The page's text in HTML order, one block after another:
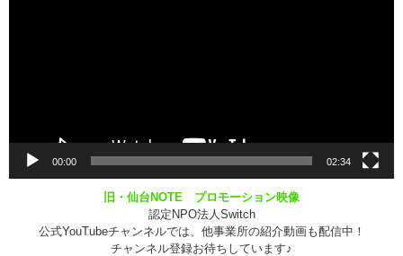
00:00 02:34
旧・仙台NOTE プロモーション映像
認定NPO法人Switch
公式YouTubeチャンネルでは、他事業所の紹介動画も配信中！
チャンネル登録お待ちしています♪